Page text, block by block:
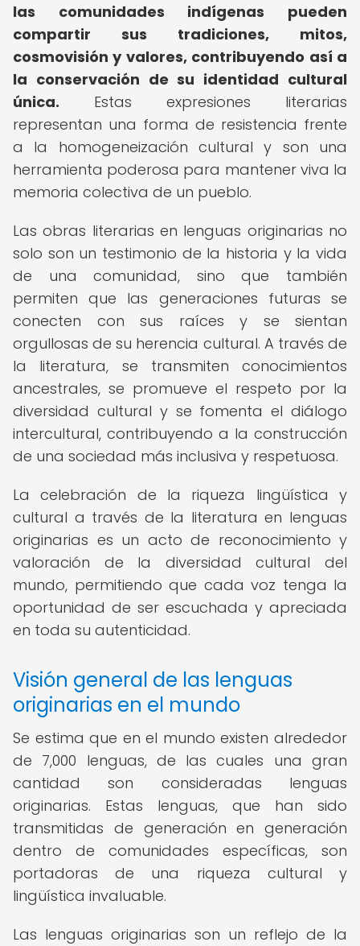
las comunidades indígenas pueden
compartir sus tradiciones, mitos,
cosmovisión y valores, contribuyendo así a
la conservación de su identidad cultural
única. Estas expresiones literarias
representan una forma de resistencia frente
a la homogeneización cultural y son una
herramienta poderosa para mantener viva la
memoria colectiva de un pueblo.
Las obras literarias en lenguas originarias no
solo son un testimonio de la historia y la vida
de una comunidad, sino que también
permiten que las generaciones futuras se
conecten con sus raíces y se sientan
orgullosas de su herencia cultural. A través de
la literatura, se transmiten conocimientos
ancestrales, se promueve el respeto por la
diversidad cultural y se fomenta el diálogo
intercultural, contribuyendo a la construcción
de una sociedad más inclusiva y respetuosa.
La celebración de la riqueza lingüística y
cultural a través de la literatura en lenguas
originarias es un acto de reconocimiento y
valoración de la diversidad cultural del
mundo, permitiendo que cada voz tenga la
oportunidad de ser escuchada y apreciada
en toda su autenticidad.
Visión general de las lenguas
originarias en el mundo
Se estima que en el mundo existen alrededor
de 7,000 lenguas, de las cuales una gran
cantidad son consideradas lenguas
originarias. Estas lenguas, que han sido
transmitidas de generación en generación
dentro de comunidades específicas, son
portadoras de una riqueza cultural y
lingüística invaluable.
Las lenguas originarias son un reflejo de la